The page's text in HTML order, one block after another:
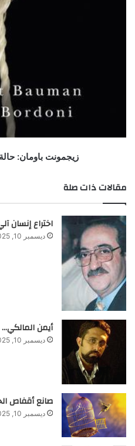
زيجمونت باومان: حالة
مقالات ذات صلة
اختراع إنسان
ديسمبر 10, 2025
أيمن
ديسمبر 10, 2025
صانع أقفاص
ديسمبر 10, 2025